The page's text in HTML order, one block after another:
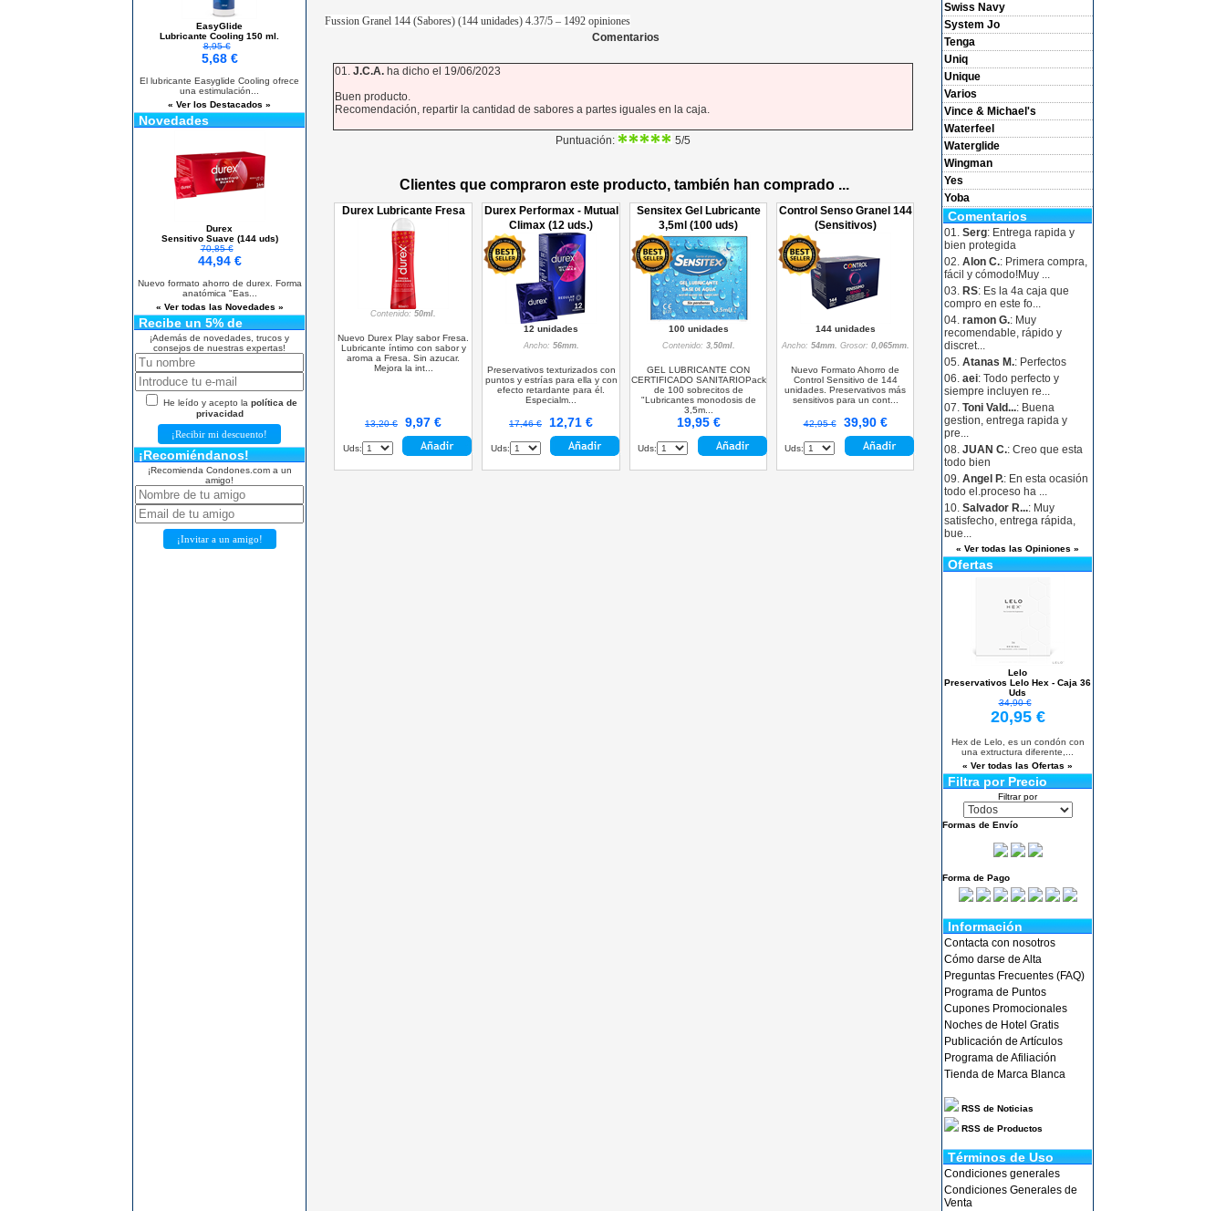
EasyGlide
Lubricante Cooling 150 ml.
8,95 €
5,68 €
El lubricante Easyglide Cooling ofrece
una estimulación...
« Ver los Destacados »
Novedades
Durex
Sensitivo Suave (144 uds)
70,85 €
44,94 €
Nuevo formato ahorro de durex. Forma
anatómica "Eas...
« Ver todas las Novedades »
Recibe un 5% de
descuento
¡Además de novedades, trucos y
consejos de nuestras expertas!
He leído y acepto la política de
privacidad
¡Recomiéndanos!
¡Recomienda Condones.com a un
amigo!
Fussion Granel 144 (Sabores) (144 unidades) 4.37/5 – 1492 opiniones
Comentarios
01. J.C.A. ha dicho el 19/06/2023
Buen producto.
Recomendación, repartir la cantidad de sabores a partes iguales en la caja.
Puntuación: 5/5
Clientes que compraron este producto, también han comprado ...
Durex Lubricante Fresa
Contenido: 50ml.
Nuevo Durex Play sabor Fresa.
Lubricante íntimo con sabor y
aroma a Fresa. Sin azucar.
Mejora la int...
13,20 € 9,97 €
Uds:
Durex Performax - Mutual
Climax (12 uds.)
12 unidades
Ancho: 56mm.
Preservativos texturizados con
puntos y estrías para ella y con
efecto retardante para él.
Especialm...
17,46 € 12,71 €
Uds:
Sensitex Gel Lubricante
3,5ml (100 uds)
100 unidades
Contenido: 3,50ml.
GEL LUBRICANTE CON
CERTIFICADO SANITARIOPack
de 100 sobrecitos de
"Lubricantes monodosis de
3,5m...
19,95 €
Uds:
Control Senso Granel 144
(Sensitivos)
144 unidades
Ancho: 54mm. Grosor: 0,065mm.
Nuevo Formato Ahorro de
Control Sensitivo de 144
unidades. Preservativos más
sensitivos para un cont...
42,95 € 39,90 €
Uds:
Swiss Navy
System Jo
Tenga
Uniq
Unique
Varios
Vince & Michael's
Waterfeel
Waterglide
Wingman
Yes
Yoba
Comentarios
01. Serg: Entrega rapida y
bien protegida
02. Alon C.: Primera compra,
fácil y cómodo!Muy ...
03. RS: Es la 4a caja que
compro en este fo...
04. ramon G.: Muy
recomendable, rápido y
discret...
05. Atanas M.: Perfectos
06. aei: Todo perfecto y
siempre incluyen re...
07. Toni Vald...: Buena
gestion, entrega rapida y
pre...
08. JUAN C.: Creo que esta
todo bien
09. Angel P.: En esta ocasión
todo el.proceso ha ...
10. Salvador R...: Muy
satisfecho, entrega rápida,
bue...
« Ver todas las Opiniones »
Ofertas
Lelo
Preservativos Lelo Hex - Caja 36
Uds
34,90 €
20,95 €
Hex de Lelo, es un condón con
una extructura diferente,...
« Ver todas las Ofertas »
Filtra por Precio
Filtrar por
Formas de Envío
Forma de Pago
Información
Contacta con nosotros
Cómo darse de Alta
Preguntas Frecuentes (FAQ)
Programa de Puntos
Cupones Promocionales
Noches de Hotel Gratis
Publicación de Artículos
Programa de Afiliación
Tienda de Marca Blanca
RSS de Noticias
RSS de Productos
Términos de Uso
Condiciones generales
Condiciones Generales de
Venta